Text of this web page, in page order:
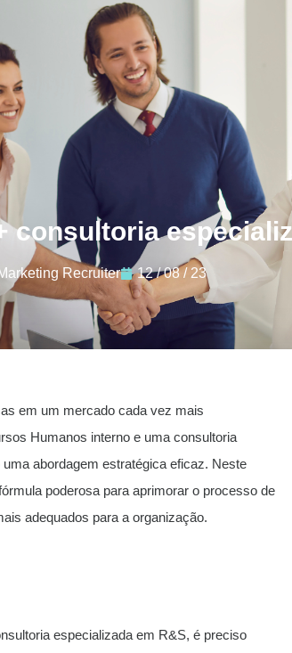
consultoria
Recruiter 12 / 08 / 23
em um mercado cada vez mais
Humanos interno e uma consultoria
abordagem estratégica eficaz. Neste
poderosa para aprimorar o processo de
adequados para a organização.
especializada em R&S, é preciso